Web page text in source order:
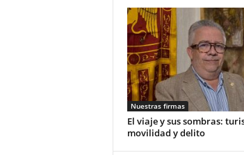
Nuestras firmas
El viaje y sus sombras:
movilidad y delito